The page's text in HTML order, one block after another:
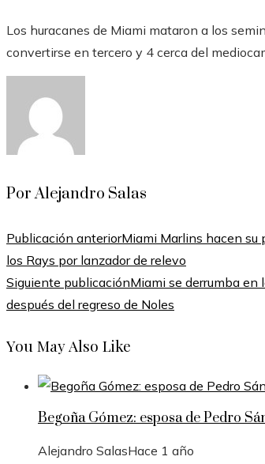
Los huracanes de Miami mataron a los
convertirse en tercero y 4 cerca del
Por Alejandro Salas
Publicación anteriorMiami Marlins hacen su
los Rays por lanzador de relevo
Siguiente publicaciónMiami se derrumba en
después del regreso de Noles
You May Also Like
Begoña Gómez: esposa de Pedro
Alejandro SalasHace 1 año